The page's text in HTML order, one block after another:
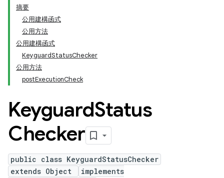
摘要
公用建構函式
公用方法
公用建構函式
KeyguardStatusChecker
公用方法
postExecutionCheck
KeyguardStatus
Checker
public class KeyguardStatusChecker
extends Object
implements